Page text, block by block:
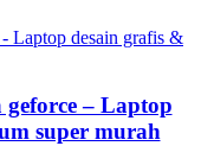
– Laptop
super murah